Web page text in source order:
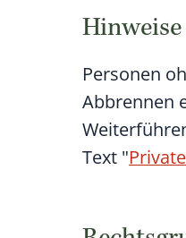
Hinweise
Personen
Abbrennen
Text "